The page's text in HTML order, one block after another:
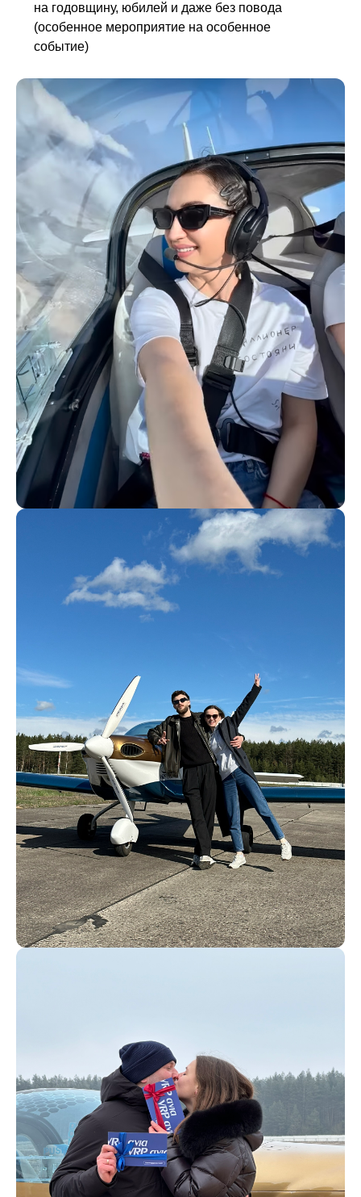
на годовщину, юбилей и даже без повода
(особенное мероприятие на особенное
событие)